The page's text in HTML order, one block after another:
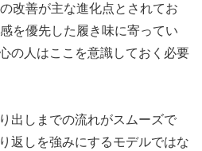
改善が主な進化点とされてお
を優先した履き味に寄ってい
の人はここを意識しておく必要
出しまでの流れがスムーズで
返しを強みにするモデルではな